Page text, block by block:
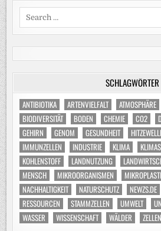
SCHLAGWÖRTER
ANTIBIOTIKA ARTENVIELFALT ATMOSPHÄRE
BIODIVERSITÄT
BODEN CHEMIE CO2
GEHIRN
GENOM GESUNDHEIT
IMMUNZELLEN
INDUSTRIE KLIMA
KOHLENSTOFF
LANDNUTZUNG
MENSCH
MIKROORGANISMEN
NACHHALTIGKEIT
NATURSCHUTZ NEWZS.DE
RESSOURCEN
STAMMZELLEN UMWELT
WASSER
WISSENSCHAFT WÄLDER ZELLEN